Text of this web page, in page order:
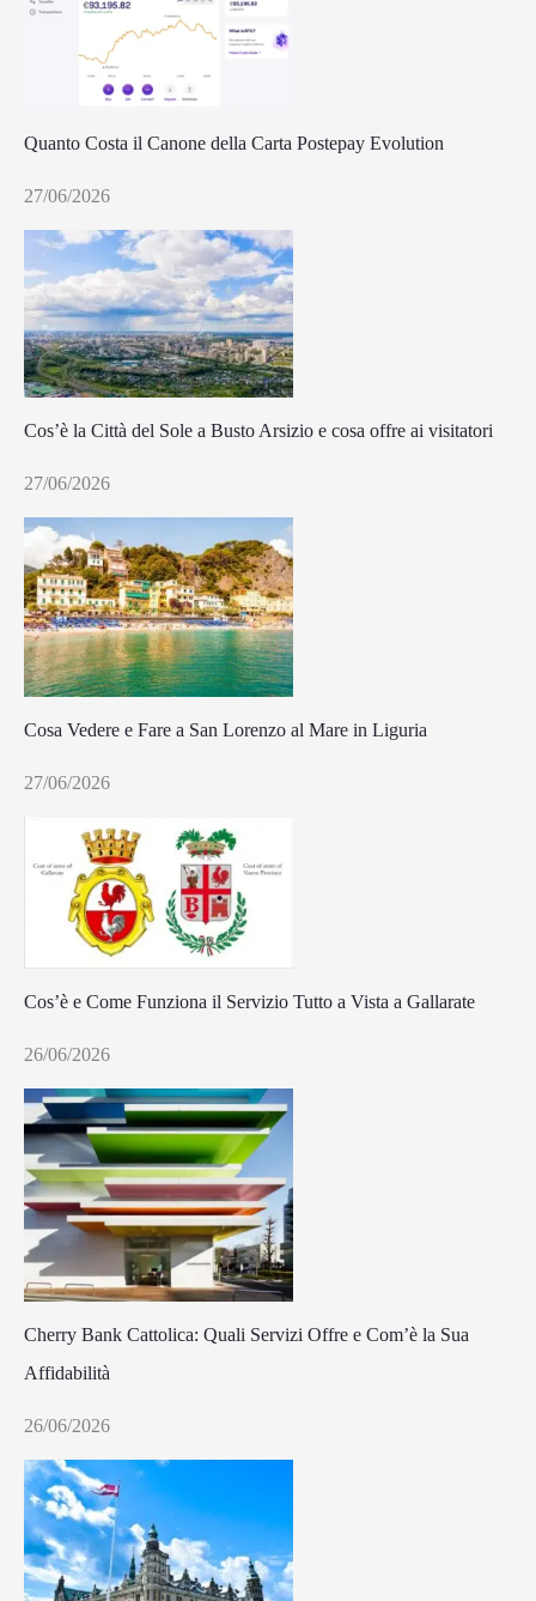
Quanto Costa il Canone della Carta Postepay Evolution
27/06/2026
Cos’è la Città del Sole a Busto Arsizio e cosa offre ai visitatori
27/06/2026
Cosa Vedere e Fare a San Lorenzo al Mare in Liguria
27/06/2026
Cos’è e Come Funziona il Servizio Tutto a Vista a Gallarate
26/06/2026
Cherry Bank Cattolica: Quali Servizi Offre e Com’è la Sua
Affidabilità
26/06/2026